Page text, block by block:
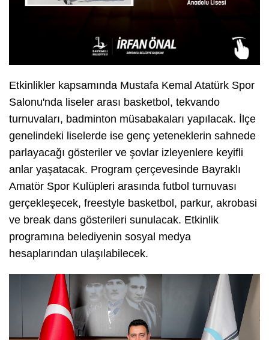
Etkinlikler kapsamında Mustafa Kemal Atatürk Spor
Salonu'nda liseler arası basketbol, tekvando
turnuvaları, badminton müsabakaları yapılacak. İlçe
genelindeki liselerde ise genç yeteneklerin sahnede
parlayacağı gösteriler ve şovlar izleyenlere keyifli
anlar yaşatacak. Program çerçevesinde Bayraklı
Amatör Spor Kulüpleri arasında futbol turnuvası
gerçekleşecek, freestyle basketbol, parkur, akrobasi
ve break dans gösterileri sunulacak. Etkinlik
programına belediyenin sosyal medya
hesaplarından ulaşılabilecek.